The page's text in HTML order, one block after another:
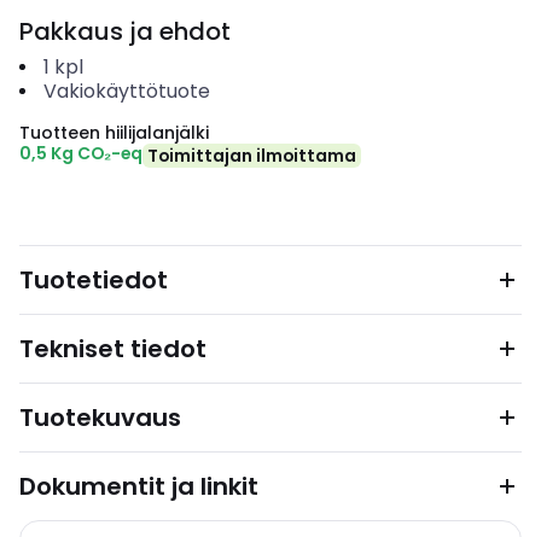
Pakkaus ja ehdot
1 kpl
Vakiokäyttötuote
Tuotteen hiilijalanjälki
0,5 Kg CO₂-eq Toimittajan ilmoittama
Tuotetiedot
Tekniset tiedot
Tuotekuvaus
Dokumentit ja linkit